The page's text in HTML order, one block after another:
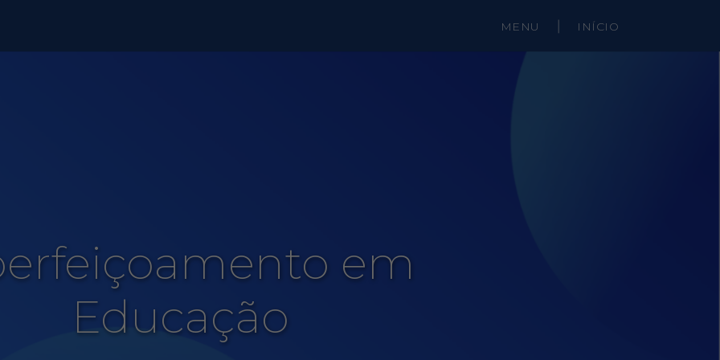
MENU INÍCIO
em
Educação